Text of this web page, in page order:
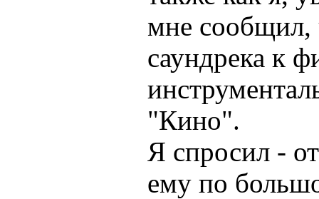
мне сообщил,
саундрека к
"Кино".
Я спросил -
ему по